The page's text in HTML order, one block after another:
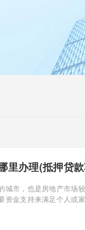
里办理(抵押贷
城市，也是房地产市场
资金支持来满足个人或